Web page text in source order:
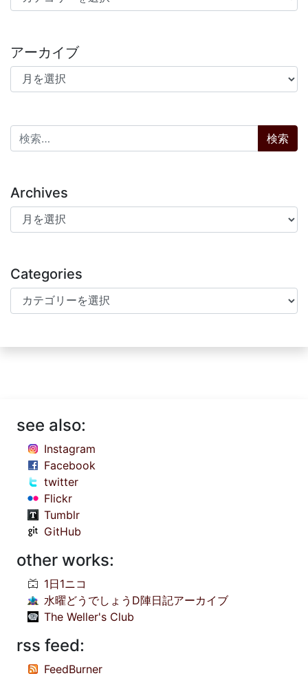
アーカイブ
アーカイブ
検索:
Archives
Archives
Categories
Categories
see also:
Instagram
Facebook
twitter
Flickr
Tumblr
GitHub
other works:
1日1ニコ
水曜どうでしょうD陣日記アーカイブ
The Weller's Club
rss feed:
FeedBurner